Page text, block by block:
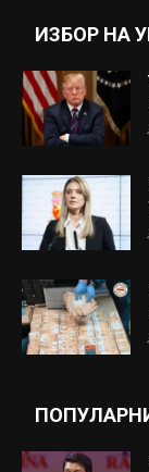
ИЗБОР НА